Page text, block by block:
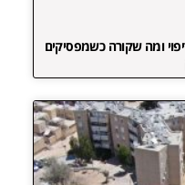
ומה שקורה כשמפסיקים